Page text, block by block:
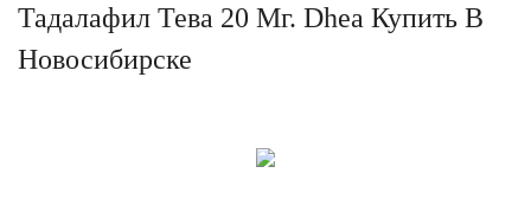
Тадалафил Тева 20 Мг. Dhea Купить В
Новосибирске